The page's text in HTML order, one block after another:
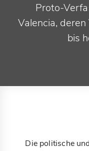
Proto-
Valencia,
bis
Die politische